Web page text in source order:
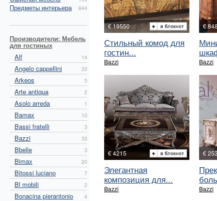
Предметы интерьера 644
Производители: Мебель
для гостиных
Alf
14
Angelo cappellini 33
Arkeos 5
Arte antiqua 2
Asolo arreda 1
Bamax 10
Bassi fratelli 3
Bazzi 33
Bbelle 3
Bimax 20
Bitossi luciano 7
Bl mobili 2
Bonacina pierantonio 4
€ 19550
Стильный комод для
гостин...
Bazzi
€
Bazzi
€ 4215
Элегантная
композиция для...
Bazzi
€
Bazzi